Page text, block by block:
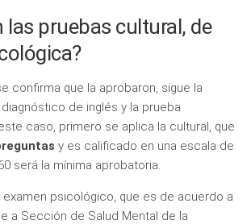
las pruebas cultural, de
confirma que la aprobaron, sigue la
de inglés y la prueba
caso, primero se aplica la cultural, que
y es calificado en una escala de
será la mínima aprobatoria.
psicológico, que es de acuerdo a
a Sección de Salud Mental de la